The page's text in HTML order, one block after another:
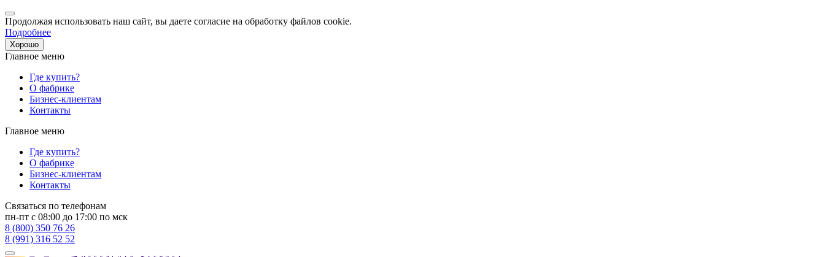
Продолжая использовать наш сайт, вы даете согласие на обработку файлов cookie.
Подробнее
Хорошо
Главное меню
Где купить?
О фабрике
Бизнес-клиентам
Контакты
Главное меню
Где купить?
О фабрике
Бизнес-клиентам
Контакты
Связаться по телефонам
пн-пт с 08:00 до 17:00 по мск
8 (800) 350 76 26
8 (991) 316 52 52